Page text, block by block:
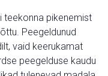
teekonna pikenemist
Peegeldunud
vaid keerukamat
peegelduse kaudu